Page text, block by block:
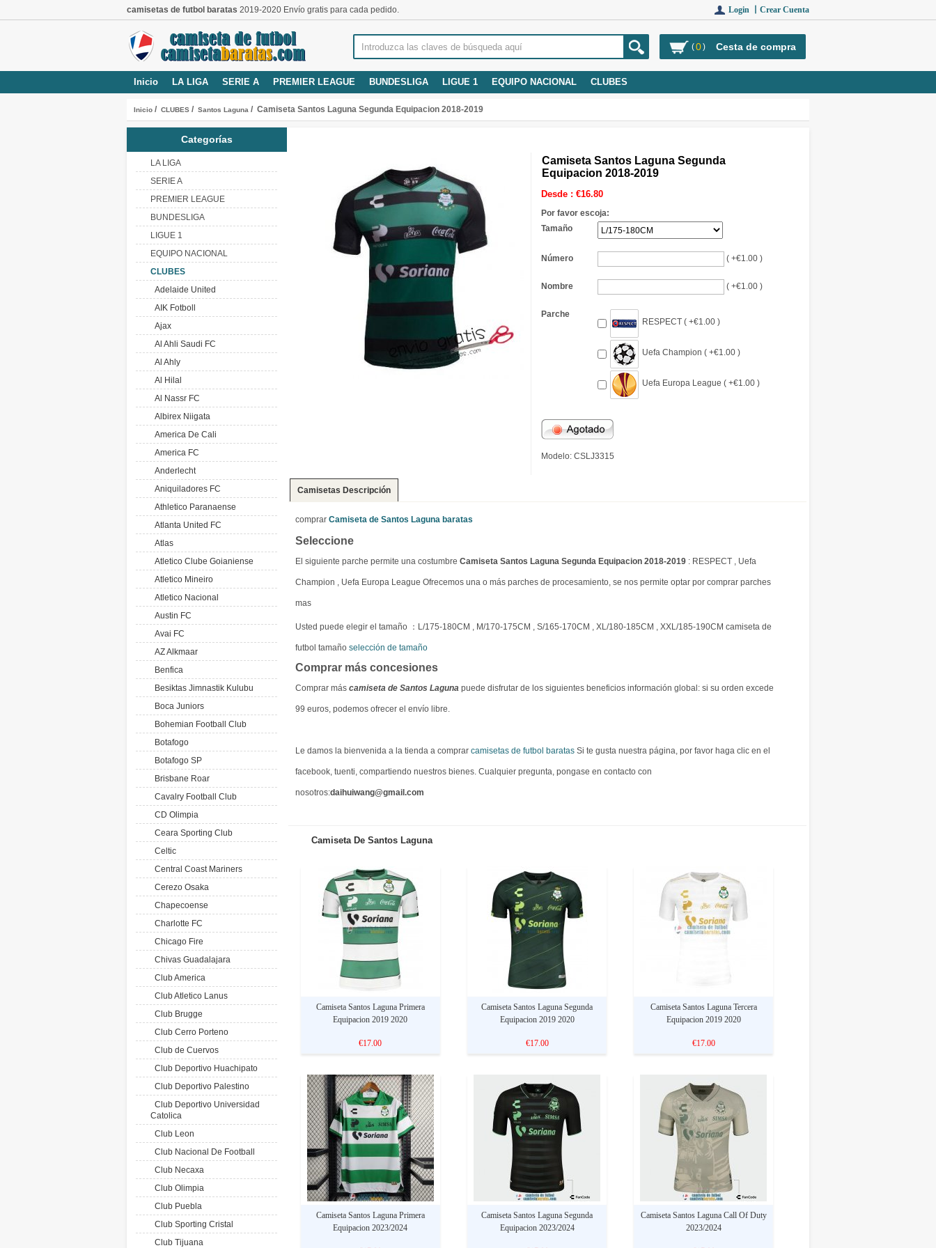
camisetas de futbol baratas 2019-2020 Envío gratis para cada pedido. Login 丨 Crear Cuenta
(0) Cesta de compra
Inicio LA LIGA SERIE A PREMIER LEAGUE BUNDESLIGA LIGUE 1 EQUIPO NACIONAL CLUBES
Inicio / CLUBES / Santos Laguna / Camiseta Santos Laguna Segunda Equipacion 2018-2019
Categorías
LA LIGA
SERIE A
PREMIER LEAGUE
BUNDESLIGA
LIGUE 1
EQUIPO NACIONAL
CLUBES
Adelaide United
AIK Fotboll
Ajax
Al Ahli Saudi FC
Al Ahly
Al Hilal
Al Nassr FC
Albirex Niigata
America De Cali
America FC
Anderlecht
Aniquiladores FC
Athletico Paranaense
Atlanta United FC
Atlas
Atletico Clube Goianiense
Atletico Mineiro
Atletico Nacional
Austin FC
Avai FC
AZ Alkmaar
Benfica
Besiktas Jimnastik Kulubu
Boca Juniors
Bohemian Football Club
Botafogo
Botafogo SP
Brisbane Roar
Cavalry Football Club
CD Olimpia
Ceara Sporting Club
Celtic
Central Coast Mariners
Cerezo Osaka
Chapecoense
Charlotte FC
Chicago Fire
Chivas Guadalajara
Club America
Club Atletico Lanus
Club Brugge
Club Cerro Porteno
Club de Cuervos
Club Deportivo Huachipato
Club Deportivo Palestino
Club Deportivo Universidad
Catolica
Club Leon
Club Nacional De Football
Club Necaxa
Club Olimpia
Club Puebla
Club Sporting Cristal
Club Tijuana
Camiseta Santos Laguna Segunda
Equipacion 2018-2019
Desde : €16.80
Por favor escoja:
Tamaño
Número ( +€1.00 )
Nombre ( +€1.00 )
Parche
RESPECT ( +€1.00 )
Uefa Champion ( +€1.00 )
Uefa Europa League ( +€1.00 )
Modelo: CSLJ3315
Camisetas Descripción
comprar Camiseta de Santos Laguna baratas
Seleccione
El siguiente parche permite una costumbre Camiseta Santos Laguna Segunda Equipacion 2018-2019 : RESPECT , Uefa
Champion , Uefa Europa League Ofrecemos una o más parches de procesamiento, se nos permite optar por comprar parches
mas
Usted puede elegir el tamaño ：L/175-180CM , M/170-175CM , S/165-170CM , XL/180-185CM , XXL/185-190CM camiseta de
futbol tamaño selección de tamaño
Comprar más concesiones
Comprar más camiseta de Santos Laguna puede disfrutar de los siguientes beneficios información global: si su orden excede
99 euros, podemos ofrecer el envío libre.
Le damos la bienvenida a la tienda a comprar camisetas de futbol baratas Si te gusta nuestra página, por favor haga clic en el
facebook, tuenti, compartiendo nuestros bienes. Cualquier pregunta, pongase en contacto con
nosotros:daihuiwang@gmail.com
Camiseta De Santos Laguna
Camiseta Santos Laguna Primera
Equipacion 2019 2020
€17.00
Camiseta Santos Laguna Segunda
Equipacion 2019 2020
€17.00
Camiseta Santos Laguna Tercera
Equipacion 2019 2020
€17.00
Camiseta Santos Laguna Primera
Equipacion 2023/2024
Camiseta Santos Laguna Segunda
Equipacion 2023/2024
Camiseta Santos Laguna Call Of Duty
2023/2024